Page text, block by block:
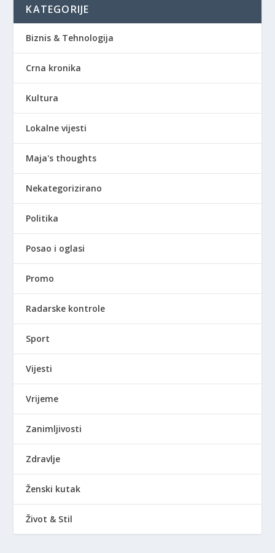
KATEGORIJE
Biznis & Tehnologija
Crna kronika
Kultura
Lokalne vijesti
Maja's thoughts
Nekategorizirano
Politika
Posao i oglasi
Promo
Radarske kontrole
Sport
Vijesti
Vrijeme
Zanimljivosti
Zdravlje
Ženski kutak
Život & Stil